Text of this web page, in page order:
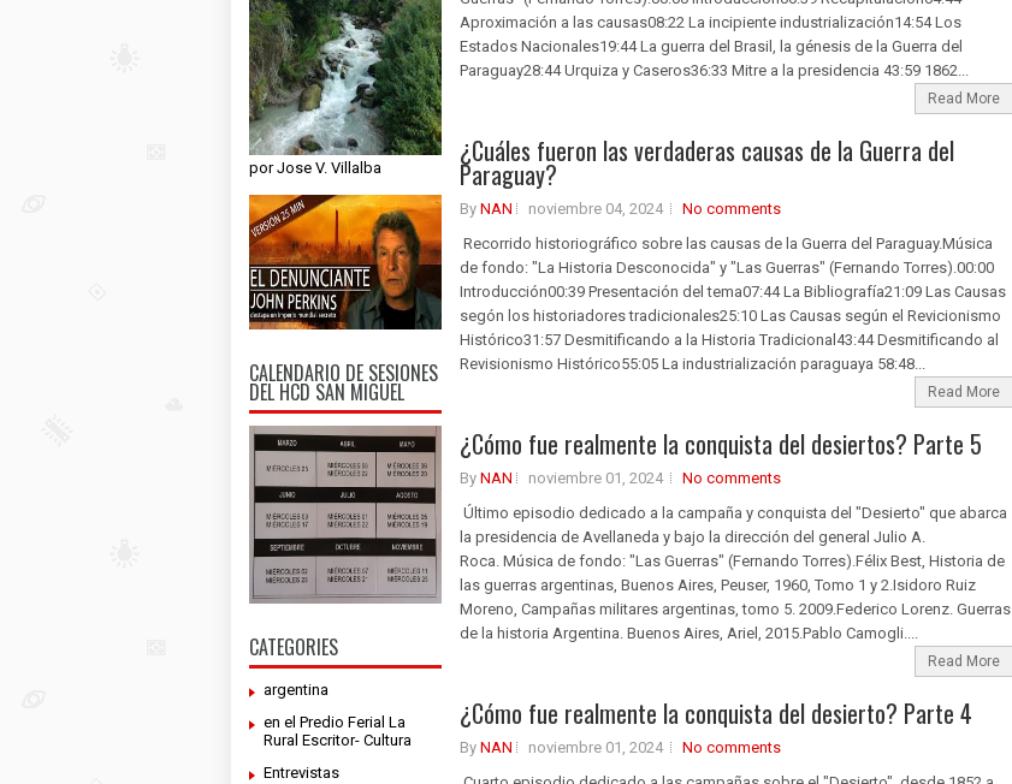
por Jose V. Villalba
CALENDARIO DE SESIONES
DEL HCD SAN MIGUEL
CATEGORIES
argentina
en el Predio Ferial La
Rural Escritor- Cultura
Entrevistas
Aproximación a las causas08:22​ La incipiente industrialización14:54​ Los
Estados Nacionales19:44​ La guerra del Brasil, la génesis de la Guerra del
Paraguay28:44​ Urquiza y Caseros36:33​ Mitre a la presidencia 43:59​ 1862...
Read More
¿Cuáles fueron las verdaderas causas de la Guerra del
Paraguay?
By NAN noviembre 04, 2024
No comments
Recorrido historiográfico sobre las causas de la Guerra del Paraguay.Música
de fondo: "La Historia Desconocida" y "Las Guerras" (Fernando Torres).00:00​
Introducción00:39​ Presentación del tema07:44​ La Bibliografía21:09​ Las Causas
segón los historiadores tradicionales25:10​ Las Causas según el Revicionismo
Histórico31:57​ Desmitificando a la Historia Tradicional43:44​ Desmitificando al
Revisionismo Histórico55:05​ La industrialización paraguaya 58:48​...
Read More
¿Cómo fue realmente la conquista del desiertos? Parte 5
By NAN noviembre 01, 2024
No comments
Último episodio dedicado a la campaña y conquista del "Desierto" que abarca
la presidencia de Avellaneda y bajo la dirección del general Julio A.
Roca. Música de fondo: "Las Guerras" (Fernando Torres).Félix Best, Historia de
las guerras argentinas, Buenos Aires, Peuser, 1960, Tomo 1 y 2.Isidoro Ruiz
Moreno, Campañas militares argentinas, tomo 5. 2009.Federico Lorenz. Guerras
de la historia Argentina. Buenos Aires, Ariel, 2015.Pablo Camogli....
Read More
¿Cómo fue realmente la conquista del desierto? Parte 4
By NAN noviembre 01, 2024
No comments